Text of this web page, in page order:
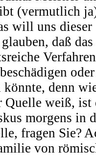
(vermutlich
will uns
daß
denn
Quelle weiß,
morgens
fragen Sie?
von